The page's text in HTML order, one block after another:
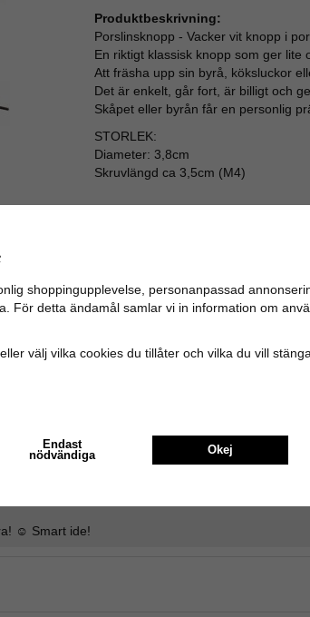
Produktbeskrivning:
Porslinsknopp - Vacker vit knopp i
En riktigt klassisk knopp som ger lite
Att fräsha upp sin byrå, köksluckor
Det är enkelt, går fort, är billigt och
Skåpet eller byrån får en personlig
STORLEK:
Diameter: 3,8cm
Skruvlängd ca 3,5cm (M4)
men den var tyvärr slut i lager. Fick ett trevligt mail
☺️ Smart ide!
shoppingupplevelse, personanpassad
För detta ändamål samlar vi in information om
välj vilka cookies du tillåter och vilka du vill
Endast
nödvändiga
Okej